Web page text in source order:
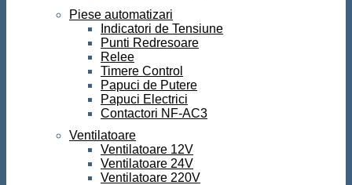
Piese automatizari
Indicatori de Tensiune
Punti Redresoare
Relee
Timere Control
Papuci de Putere
Papuci Electrici
Contactori NF-AC3
Ventilatoare
Ventilatoare 12V
Ventilatoare 24V
Ventilatoare 220V